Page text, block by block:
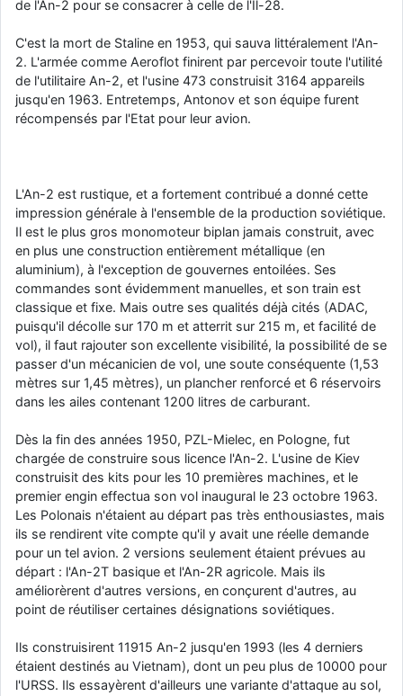
de l'An-2 pour se consacrer à celle de l'Il-28.
C'est la mort de Staline en 1953, qui sauva littéralement l'An-
2. L'armée comme Aeroflot finirent par percevoir toute l'utilité
de l'utilitaire An-2, et l'usine 473 construisit 3164 appareils
jusqu'en 1963. Entretemps, Antonov et son équipe furent
récompensés par l'Etat pour leur avion.
L'An-2 est rustique, et a fortement contribué a donné cette
impression générale à l'ensemble de la production soviétique.
Il est le plus gros monomoteur biplan jamais construit, avec
en plus une construction entièrement métallique (en
aluminium), à l'exception de gouvernes entoilées. Ses
commandes sont évidemment manuelles, et son train est
classique et fixe. Mais outre ses qualités déjà cités (ADAC,
puisqu'il décolle sur 170 m et atterrit sur 215 m, et facilité de
vol), il faut rajouter son excellente visibilité, la possibilité de se
passer d'un mécanicien de vol, une soute conséquente (1,53
mètres sur 1,45 mètres), un plancher renforcé et 6 réservoirs
dans les ailes contenant 1200 litres de carburant.
Dès la fin des années 1950, PZL-Mielec, en Pologne, fut
chargée de construire sous licence l'An-2. L'usine de Kiev
construisit des kits pour les 10 premières machines, et le
premier engin effectua son vol inaugural le 23 octobre 1963.
Les Polonais n'étaient au départ pas très enthousiastes, mais
ils se rendirent vite compte qu'il y avait une réelle demande
pour un tel avion. 2 versions seulement étaient prévues au
départ : l'An-2T basique et l'An-2R agricole. Mais ils
améliorèrent d'autres versions, en conçurent d'autres, au
point de réutiliser certaines désignations soviétiques.
Ils construisirent 11915 An-2 jusqu'en 1993 (les 4 derniers
étaient destinés au Vietnam), dont un peu plus de 10000 pour
l'URSS. Ils essayèrent d'ailleurs une variante d'attaque au sol,